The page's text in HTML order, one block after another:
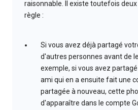
raisonnable. Il existe toutefois
règle :
Si vous avez déjà partagé
d'autres personnes avant de
exemple, si vous avez
ami qui en a ensuite fait une
partagée à nouveau, cette
d'apparaître dans le compte